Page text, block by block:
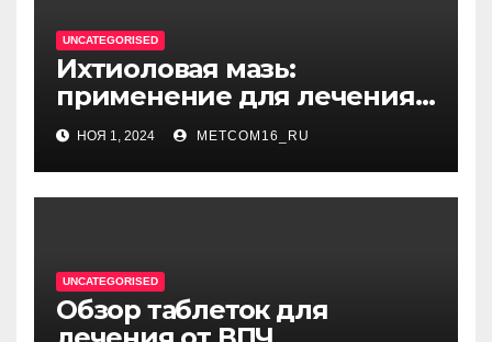
UNCATEGORISED
Ихтиоловая мазь:
применение для лечения
фурункулов
НОЯ 1, 2024 METCOM16_RU
UNCATEGORISED
Обзор таблеток для